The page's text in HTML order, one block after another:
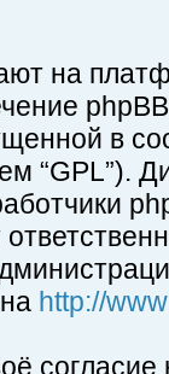
на
в
“GPL”).
http://